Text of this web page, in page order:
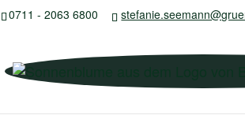
0711 - 2063 6800